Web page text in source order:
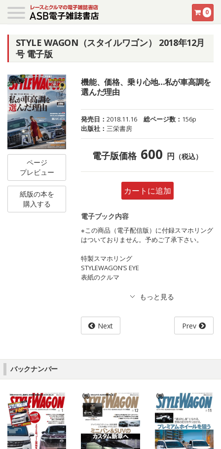
0
STYLE WAGON（スタイルワゴン） 2018年12月
号 電子版
ページ
プレビュー
紙版の本を
購入する
機能、価格、乗り心地…私が車高調を
選んだ理由
発売日：2018.11.16 総ページ数： 156p
出版社：三栄書房
電子版価格 600 円 （税込）
カートに追加
電子ブック内容
※この商品（電子配信版）に付録スマホリング
はついておりません。予めご了承下さい。
特製スマホリング
STYLEWAGON’S EYE
表紙のクルマ
Next Prev
バックナンバー